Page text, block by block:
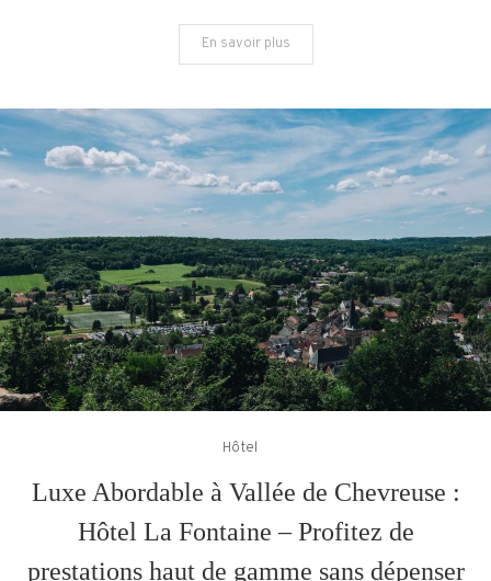
En savoir plus
Hôtel
Luxe Abordable à Vallée de Chevreuse :
Hôtel La Fontaine – Profitez de
prestations haut de gamme sans dépenser